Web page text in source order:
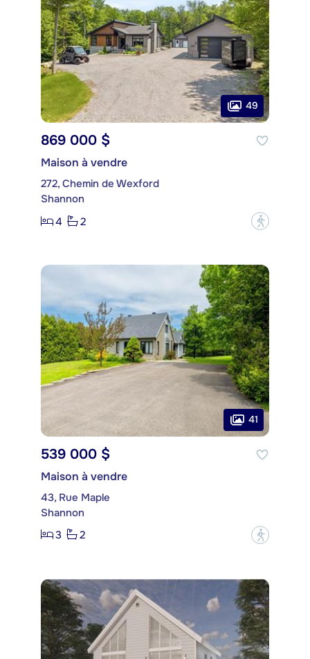
49
869 000 $
Maison à vendre
272, Chemin de Wexford
Shannon
4
2 ?
41
539 000 $
Maison à vendre
43, Rue Maple
Shannon
3
2 ?